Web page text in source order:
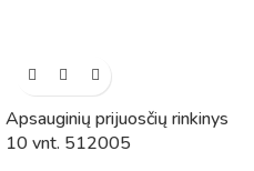
Apsauginių prijuosčių rinkinys
10 vnt. 512005